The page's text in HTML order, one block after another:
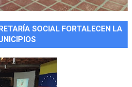
SOCIAL FORTALECEN LA